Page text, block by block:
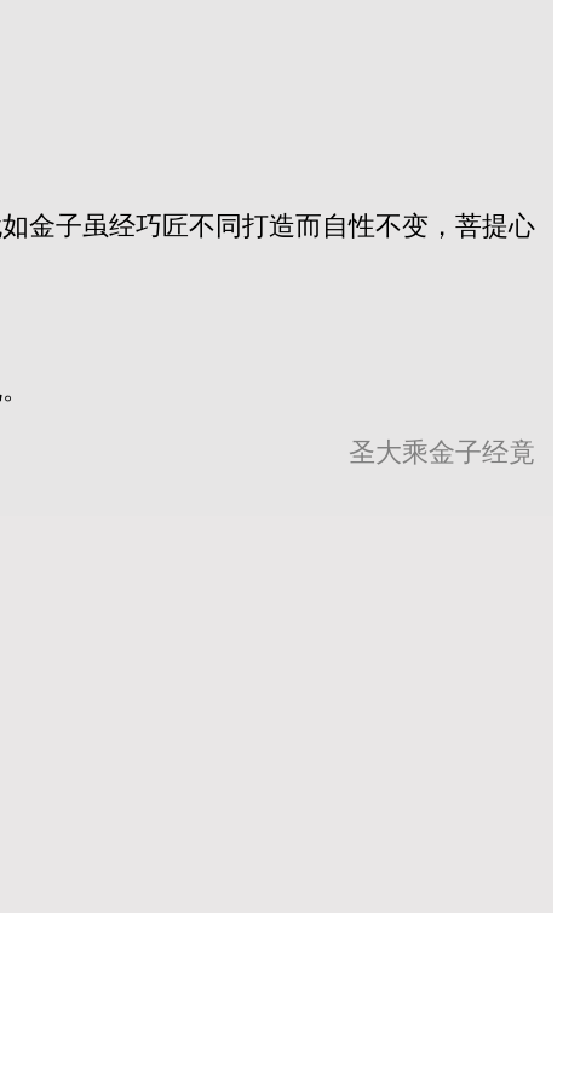
金子虽经巧匠不同打造而自性不变，菩提心
圣大乘金子经竟